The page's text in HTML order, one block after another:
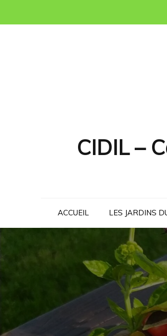
CIDIL –
ACCUEIL LES JARDINS